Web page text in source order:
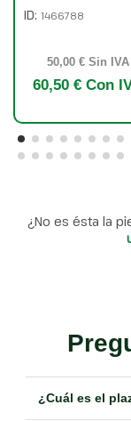
ID: 1466788
50,00 € Sin IVA
60,50 € Con
¿No es ésta la
¿Cuál es el